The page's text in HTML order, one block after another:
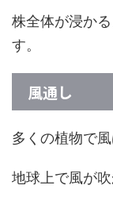
株全体が浸か
す。
風通し
多くの植物で
地球上で風が